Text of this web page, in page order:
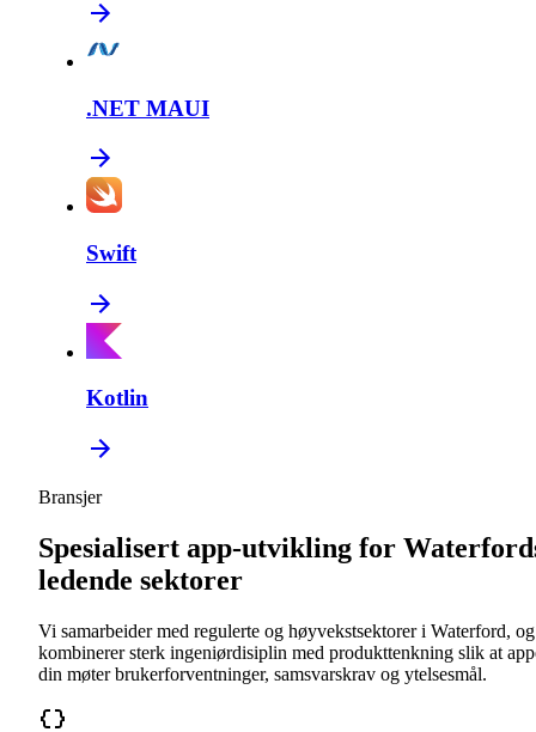
.NET MAUI
Swift
Kotlin
Bransjer
Spesialisert app-utvikling for
ledende sektorer
Vi samarbeider med regulerte og høyvekstsektorer i Waterford, og
kombinerer sterk ingeniørdisiplin med produkttenkning slik at
din møter brukerforventninger, samsvarskrav og ytelsesmål.